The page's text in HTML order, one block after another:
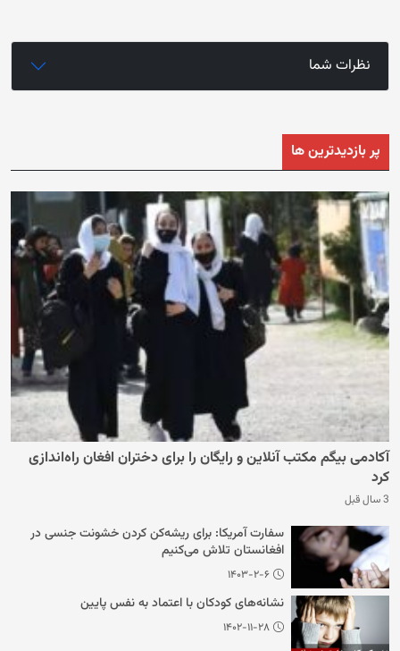
نظرات شما
پر بازدیدترین ها
آکادمی بیگم مکتب آنلاین و رایگان را برای دختران افغان راه‌اندازی
کرد
3 سال قبل
سفارت آمریکا: برای ریشه‌کن کردن خشونت جنسی در
افغانستان تلاش می‌کنیم
۱۴۰۳-۲-۶
نشانه‌های کودکان با اعتماد به نفس پایین
۱۴۰۲-۱۱-۲۸